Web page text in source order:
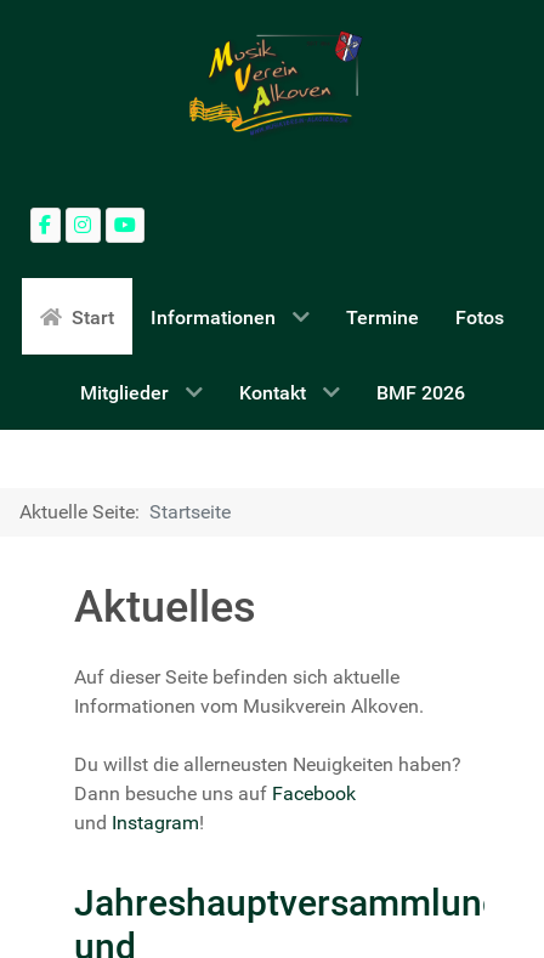
Start Informationen Termine Fotos
Mitglieder Kontakt BMF 2026
Aktuelle Seite: Startseite
Aktuelles
Auf dieser Seite befinden sich aktuelle
Informationen vom Musikverein Alkoven.
Du willst die allerneusten Neuigkeiten haben?
Dann besuche uns auf Facebook
und Instagram!
Jahreshauptversammlung
und